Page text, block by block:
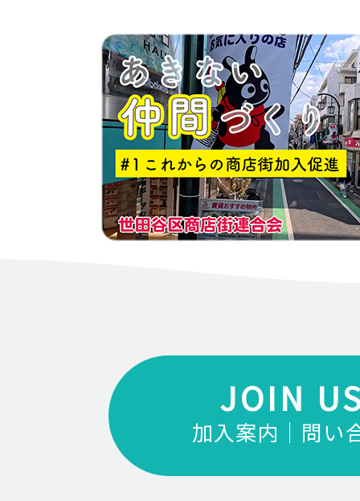
JOIN
加入案内｜問い